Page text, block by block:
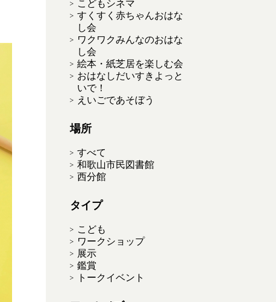
こどもシネマ
すくすく赤ちゃんおはな
し会
ワクワクみんなのおはな
し会
絵本・紙芝居を楽しむ会
おはなしだいすきよっと
いで！
えいごであそぼう
場所
すべて
和歌山市民図書館
西分館
タイプ
こども
ワークショップ
展示
鑑賞
トークイベント